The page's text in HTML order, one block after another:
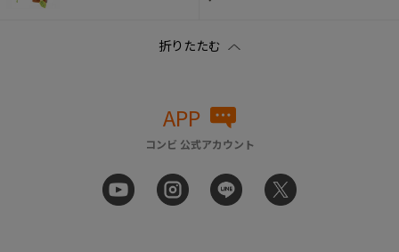
APP
コンビ 公式アカウント